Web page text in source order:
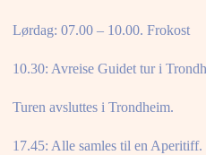
Lørdag: 07.00 – 10.00. Frokost
10.30: Avreise Guidet tur i
Turen avsluttes i Trondheim.
17.45: Alle samles til en Aperitiff.